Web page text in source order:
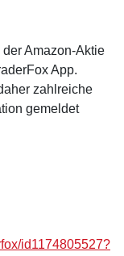
Amazon-Aktie
App.
zahlreiche
gemeldet
id1174805527?